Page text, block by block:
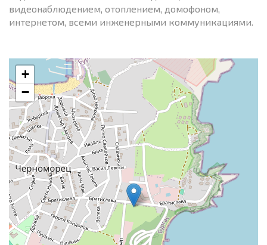
видеонаблюдением, отоплением, домофоном,
интернетом, всеми инженерными коммуникациями.
+
−